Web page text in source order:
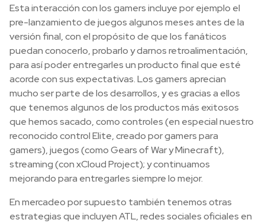
Esta interacción con los gamers incluye por ejemplo el
pre-lanzamiento de juegos algunos meses antes de la
versión final, con el propósito de que los fanáticos
puedan conocerlo, probarlo y darnos retroalimentación,
para así poder entregarles un producto final que esté
acorde con sus expectativas. Los gamers aprecian
mucho ser parte de los desarrollos, y es gracias a ellos
que tenemos algunos de los productos más exitosos
que hemos sacado, como controles (en especial nuestro
reconocido control Elite, creado por gamers para
gamers), juegos (como Gears of War y Minecraft),
streaming (con xCloud Project); y continuamos
mejorando para entregarles siempre lo mejor.
En mercadeo por supuesto también tenemos otras
estrategias que incluyen ATL, redes sociales oficiales en